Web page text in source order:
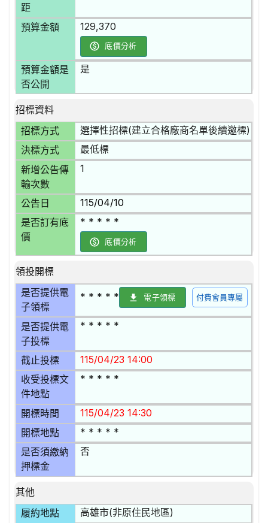
距
預算金額 129,370
底價分析
預算金額是
否公開
是
招標資料
招標方式
選擇性招標(建立合格廠商名單後續邀標)
決標方式 最低標
新增公告傳
輸次數
1
公告日 115/04/10
是否訂有底
價
* * * * *
底價分析
領投開標
是否提供電
子領標
* * * * * 電子領標 付費會員專屬
是否提供電
子投標
* * * * *
截止投標 115/04/23 14:00
收受投標文
件地點
* * * * *
開標時間 115/04/23 14:30
開標地點 * * * * *
是否須繳納
押標金
否
其他
履約地點
高雄市(非原住民地區)